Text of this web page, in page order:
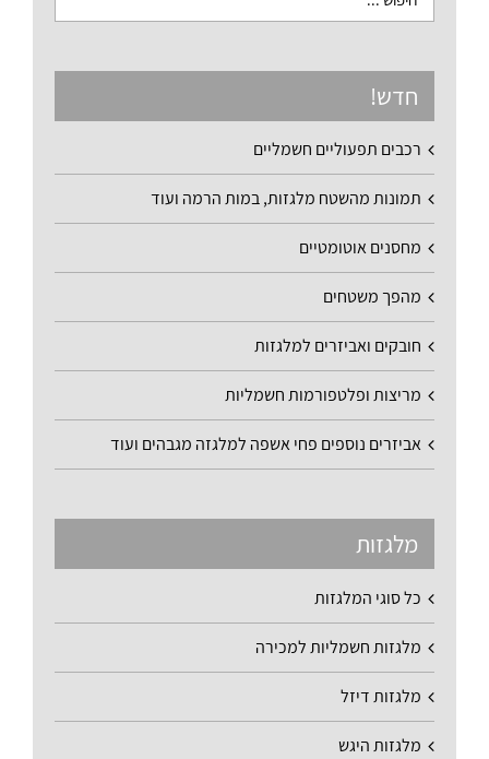
חדש!
רכבים תפעוליים חשמליים
תמונות מהשטח מלגזות, במות הרמה ועוד
מחסנים אוטומטיים
מהפך משטחים
חובקים ואביזרים למלגזות
מריצות ופלטפורמות חשמליות
אביזרים נוספים פחי אשפה למלגזה מגבהים ועוד
מלגזות
כל סוגי המלגזות
מלגזות חשמליות למכירה
מלגזות דיזל
מלגזות היגש